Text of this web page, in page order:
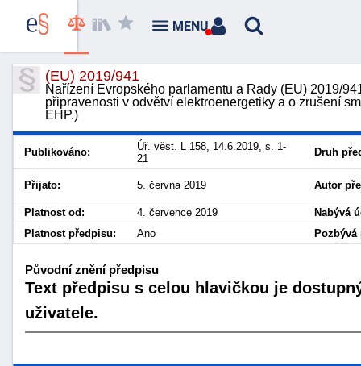
(EU) 2019/941
Nařízení Evropského parlamentu a Rady (EU) 2019/
připravenosti v odvětví elektroenergetiky a o zrušení
EHP.)
Publikováno:
Úř. věst. L 158, 14.6.2019, s. 1-
21
Druh
Přijato: 5. června 2019 Autor
Platnost od: 4. července 2019
Nabývá
Platnost předpisu:
Ano
Původní znění předpisu
Text předpisu s celou hlavičkou je
uživatele.
MENU